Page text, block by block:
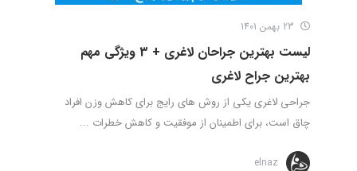
لیست بهترین جراحان لاغری + 3 ویژگی مهم
بهترین جراح لاغری
جراحی لاغری یکی از روش های رایج برای کاهش وزن افراد
چاق است، برای اطمینان از موفقیت و کاهش خطرات ...
elnaz